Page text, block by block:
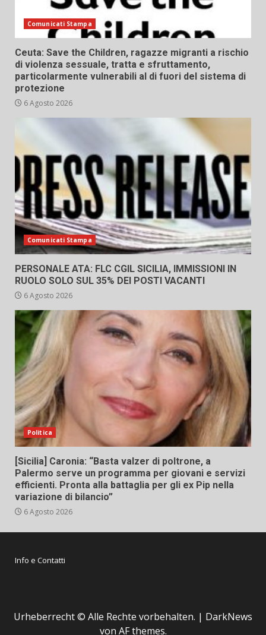
Comunicati Stampa
Ceuta: Save the Children, ragazze migranti a rischio
di violenza sessuale, tratta e sfruttamento,
particolarmente vulnerabili al di fuori del sistema di
protezione
6 Agosto 2026
Comunicati Stampa
PERSONALE ATA: FLC CGIL SICILIA, IMMISSIONI IN
RUOLO SOLO SUL 35% DEI POSTI VACANTI
6 Agosto 2026
Politica
[Sicilia] Caronia: “Basta valzer di poltrone, a
Palermo serve un programma per giovani e servizi
efficienti. Pronta alla battaglia per gli ex Pip nella
variazione di bilancio”
6 Agosto 2026
Info e Contatti
Urheberrecht © Alle Rechte vorbehalten. | DarkNews
von AF themes.